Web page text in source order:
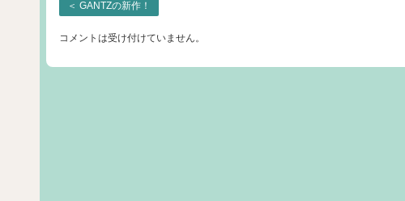
＜ GANTZの新作！
コメントは受け付けていません。